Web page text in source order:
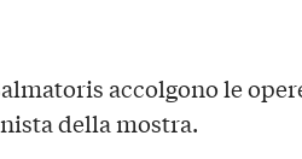
accolgono le
della mostra.